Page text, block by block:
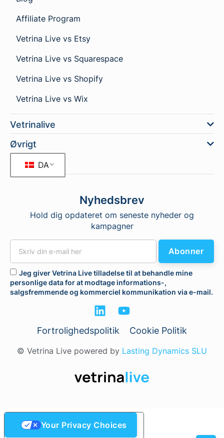
Affiliate Program
Vetrina Live vs Etsy
Vetrina Live vs Squarespace
Vetrina Live vs Shopify
Vetrina Live vs Wix
Vetrinalive
Øvrigt
DA
Nyhedsbrev
Hold dig opdateret om seneste nyheder og
kampagner
Jeg giver Vetrina Live tilladelse til at behandle mine
personlige data for at modtage informations-,
salgsfremmende og kommerciel kommunikation via e-mail.
Abonner
Fortrolighedspolitik Cookie Politik
© Vetrina Live powered by Lasting Dynamics SLU
Your Privacy Choices